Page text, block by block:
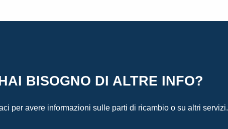
BISOGNO DI ALTRE INFO?
per avere informazioni sulle parti di ricambio o su altri servizi.